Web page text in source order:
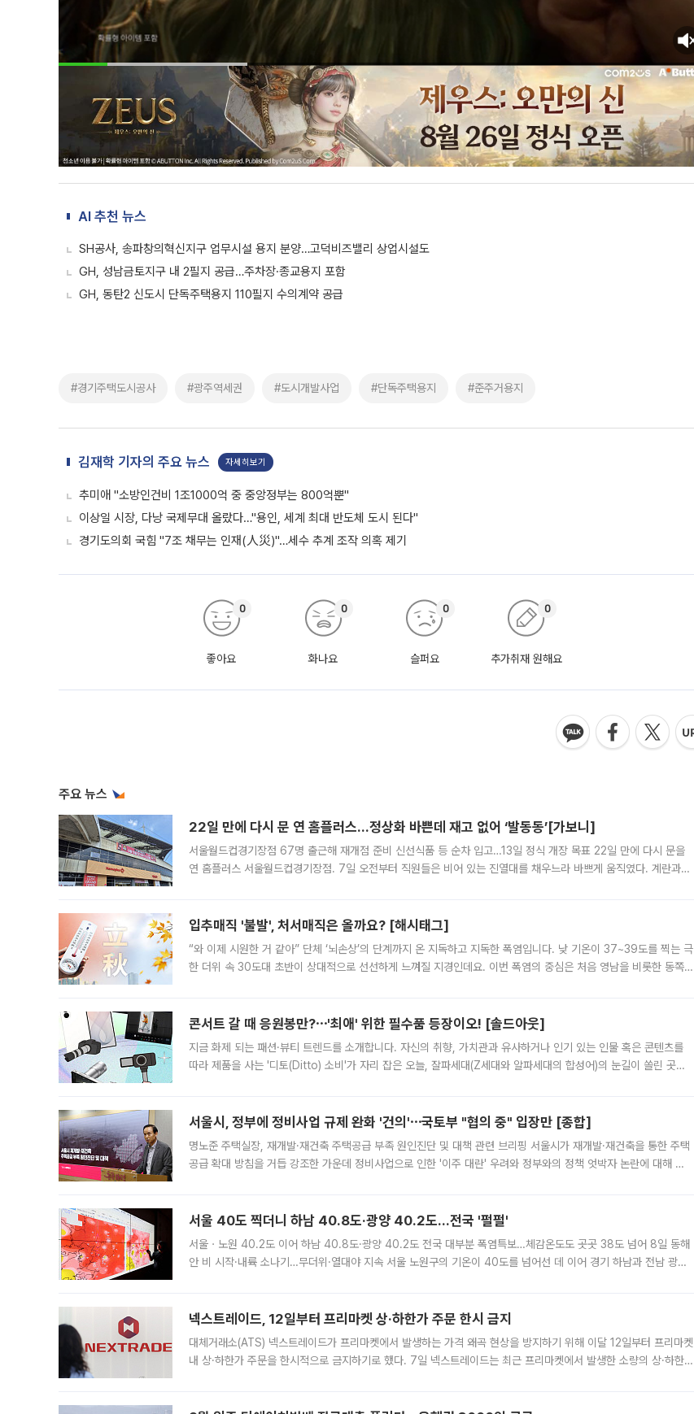
AI 추천 뉴스
SH공사, 송파창의혁신지구 업무시설 용지 분양…고덕비즈밸리 상업시설도
GH, 성남금토지구 내 2필지 공급…주차장·종교용지 포함
GH, 동탄2 신도시 단독주택용지 110필지 수의계약 공급
#경기주택도시공사 #광주역세권 #도시개발사업 #단독주택용지 #준주거용지
김재학 기자의 주요 뉴스 자세히보기
추미애 "소방인건비 1조1000억 중 중앙정부는 800억뿐"
이상일 시장, 다낭 국제무대 올랐다…"용인, 세계 최대 반도체 도시 된다"
경기도의회 국힘 "7조 채무는 인재(人災)"…세수 추계 조작 의혹 제기
좋아요
0
화나요
0
슬퍼요
0
추가취재 원해요
0
주요 뉴스
22일 만에 다시 문 연 홈플러스…정상화 바쁜데 재고 없어 ‘발동동’[가보니]
서울월드컵경기장점 67명 출근해 재개점 준비 신선식품 등 순차 입고…13일 정식 개장 목표 22일 만에 다시 문을
연 홈플러스 서울월드컵경기장점. 7일 오전부터 직원들은 비어 있는 진열대를 채우느라 바쁘게 움직였다. 계란과
입추매직 '불발', 처서매직은 올까요? [해시태그]
“와 이제 시원한 거 같아” 단체 ‘뇌손상’의 단계까지 온 지독하고 지독한 폭염입니다. 낮 기온이 37~39도를 찍는 극
한 더위 속 30도대 초반이 상대적으로 선선하게 느껴질 지경인데요. 이번 폭염의 중심은 처음 영남을 비롯한 동쪽
콘서트 갈 때 응원봉만?⋯'최애' 위한 필수품 등장이오! [솔드아웃]
지금 화제 되는 패션·뷰티 트렌드를 소개합니다. 자신의 취향, 가치관과 유사하거나 인기 있는 인물 혹은 콘텐츠를
따라 제품을 사는 '디토(Ditto) 소비'가 자리 잡은 오늘, 잘파세대(Z세대와 알파세대의 합성어)의 눈길이 쏠린 곳은
서울시, 정부에 정비사업 규제 완화 '건의'⋯국토부 "협의 중" 입장만 [종합]
명노준 주택실장, 재개발·재건축 주택공급 부족 원인진단 및 대책 관련 브리핑 서울시가 재개발·재건축을 통한 주택
공급 확대 방침을 거듭 강조한 가운데 정비사업으로 인한 '이주 대란' 우려와 정부와의 정책 엇박자 논란에 대해 정
서울 40도 찍더니 하남 40.8도·광양 40.2도…전국 '펄펄'
서울ㆍ노원 40.2도 이어 하남 40.8도·광양 40.2도 전국 대부분 폭염특보…체감온도도 곳곳 38도 넘어 8일 동해
안 비 시작·내륙 소나기…무더위·열대야 지속 서울 노원구의 기온이 40도를 넘어선 데 이어 경기 하남과 전남 광양
넥스트레이드, 12일부터 프리마켓 상·하한가 주문 한시 금지
대체거래소(ATS) 넥스트레이드가 프리마켓에서 발생하는 가격 왜곡 현상을 방지하기 위해 이달 12일부터 프리마켓
내 상·하한가 주문을 한시적으로 금지하기로 했다. 7일 넥스트레이드는 최근 프리마켓에서 발생한 소량의 상·하한